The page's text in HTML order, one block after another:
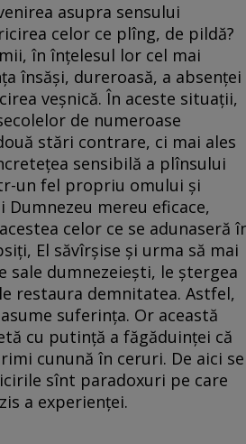
asupra sensului
celor ce plîng, de pildă?
în înțelesul lor cel mai
însăși, dureroasă, a absenței
veșnică. În aceste situații,
de numeroase
stări contrare, ci mai ales
sensibilă a plînsului
un fel propriu omului și
mereu eficace,
celor ce se adunaseră
El săvîrșise și urma să mai
sale dumnezeiești, le ștergea
restaura demnitatea. Astfel,
suferința. Or această
cu putință a făgăduinței că
cunună în ceruri. De aici se
sînt paradoxuri pe care
a experienței.